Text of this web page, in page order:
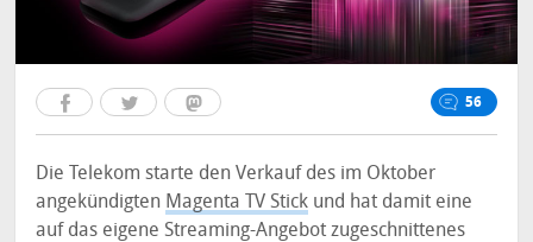
56
Die Telekom starte den Verkauf des im Oktober
angekündigten Magenta TV Stick und hat damit eine
auf das eigene Streaming-Angebot zugeschnittenes